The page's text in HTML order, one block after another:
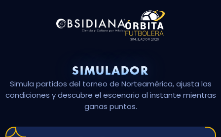
SIMULADOR
Simula partidos del torneo de Norteamérica, ajusta las
condiciones y descubre el escenario al instante mientras
ganas puntos.